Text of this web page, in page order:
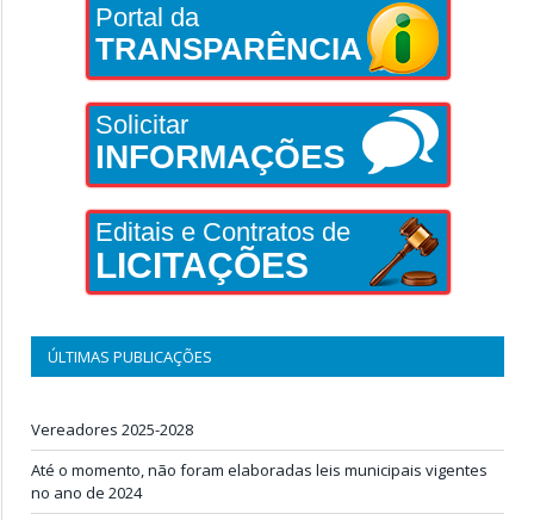
Portal da
TRANSPARÊNCIA
Solicitar
INFORMAÇÕES
Editais e Contratos de
LICITAÇÕES
ÚLTIMAS PUBLICAÇÕES
Vereadores 2025-2028
Até o momento, não foram elaboradas leis municipais vigentes
no ano de 2024